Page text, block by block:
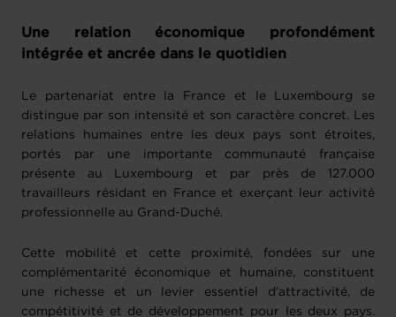
Une relation économique profondément
intégrée et ancrée dans le quotidien
Le partenariat entre la France et le Luxembourg se
distingue par son intensité et son caractère concret. Les
relations humaines entre les deux pays sont étroites,
portés par une importante communauté française
présente au Luxembourg et par près de 127.000
travailleurs résidant en France et exerçant leur activité
professionnelle au Grand-Duché.
Cette mobilité et cette proximité, fondées sur une
complémentarité économique et humaine, constituent
une richesse et un levier essentiel d’attractivité, de
compétitivité et de développement pour les deux pays.